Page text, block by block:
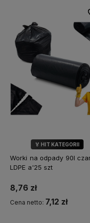
🏅 HIT KATEGORII
Worki na odpady 90l
LDPE a'25 szt
8,76 zł
Cena netto: 7,12 zł